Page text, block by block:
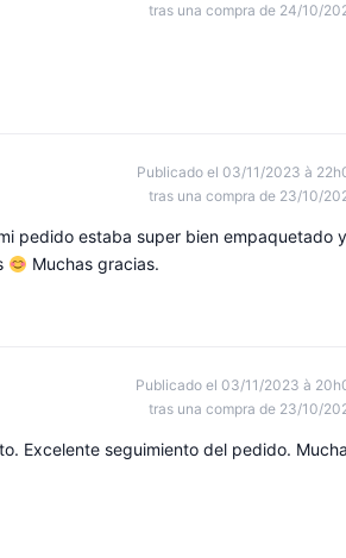
tras una compra de 24/10/
Publicado el 03/11/2023 à
tras una compra de 23/10/
pedido estaba super bien empaquetado y
Muchas gracias.
Publicado el 03/11/2023 à
tras una compra de 23/10/
Excelente seguimiento del pedido.